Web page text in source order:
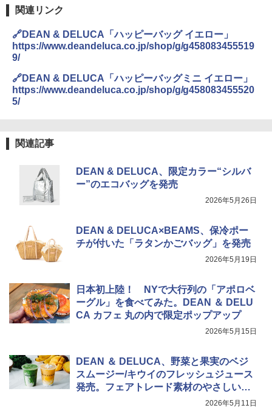
関連リンク
🔗DEAN & DELUCA「ハッピーバッグ イエロー」
https://www.deandeluca.co.jp/shop/g/g458083455519
9/
🔗DEAN & DELUCA「ハッピーバッグミニ イエロー」
https://www.deandeluca.co.jp/shop/g/g458083455520
5/
関連記事
DEAN & DELUCA、限定カラー“シルバ
ー”のエコバッグを発売
2026年5月26日
DEAN & DELUCA×BEAMS、保冷ポー
チが付いた「ラタンかごバッグ」を発売
2026年5月19日
日本初上陸！ NYで大行列の「アポロベ
ーグル」を食べてみた。DEAN ＆ DELU
CA カフェ 丸の内で限定ポップアップ
2026年5月15日
DEAN ＆ DELUCA、野菜と果実のベジ
スムージー/キウイのフレッシュジュース
発売。フェアトレード素材のやさしい味
2026年5月11日